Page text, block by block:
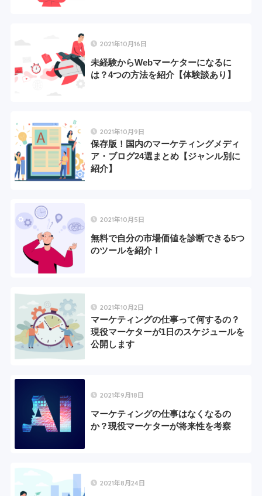
2021年10月16日
未経験からWebマーケターになるに
は？4つの方法を紹介【体験談あり】
2021年10月9日
保存版！国内のマーケティングメディ
ア・ブログ24選まとめ【ジャンル別に
紹介】
2021年10月5日
無料で自分の市場価値を診断できる5つ
のツールを紹介！
2021年10月2日
マーケティングの仕事って何するの？
現役マーケターが1日のスケジュールを
公開します
2021年9月18日
マーケティングの仕事はなくなるの
か？現役マーケターが将来性を考察
2021年8月24日